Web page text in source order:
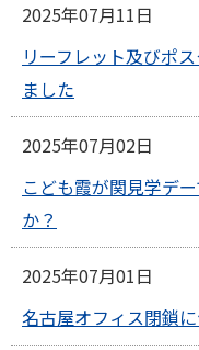
2025年07月11日
リーフレット及びポ
ました
2025年07月02日
こども霞が関見学デ
か？
2025年07月01日
名古屋オフィス閉鎖